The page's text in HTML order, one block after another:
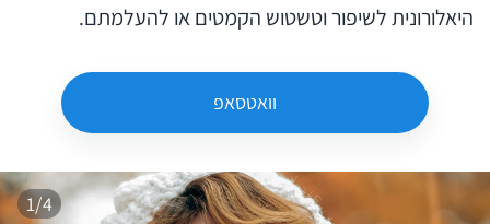
היאלורונית לשיפור וטשטוש הקמטים או להעלמתם.
וואטסאפ
1/4